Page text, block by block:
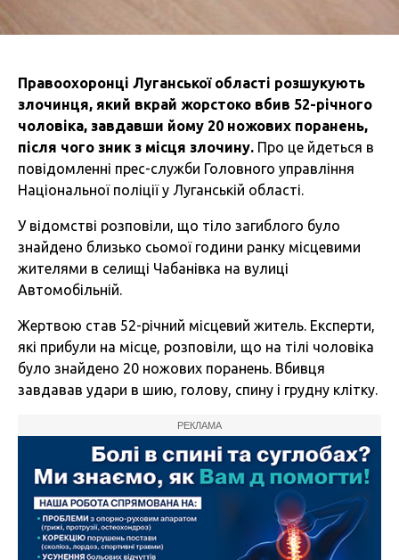
Правоохоронці Луганської області розшукують
злочинця, який вкрай жорстоко вбив 52-річного
чоловіка, завдавши йому 20 ножових поранень,
після чого зник з місця злочину. Про це йдеться в
повідомленні прес-служби Головного управління
Національної поліції у Луганській області.
У відомстві розповіли, що тіло загиблого було
знайдено близько сьомої години ранку місцевими
жителями в селищі Чабанівка на вулиці
Автомобільній.
Жертвою став 52-річний місцевий житель. Експерти,
які прибули на місце, розповіли, що на тілі чоловіка
було знайдено 20 ножових поранень. Вбивця
завдавав удари в шию, голову, спину і грудну клітку.
РЕКЛАМА